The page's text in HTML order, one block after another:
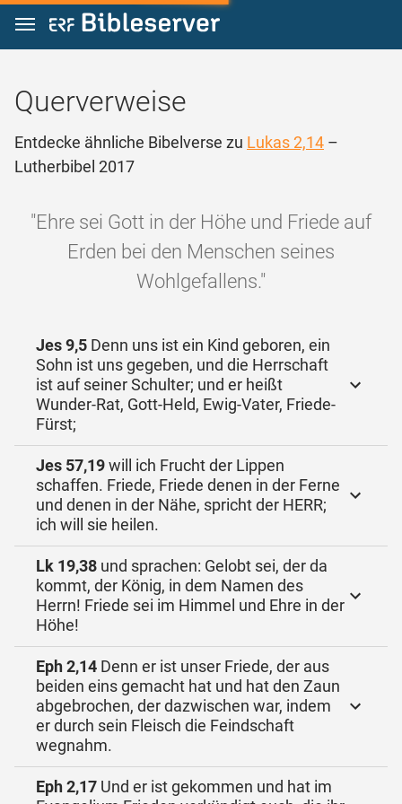
Zum Inhalt springen
Querverweise
Entdecke ähnliche Bibelverse zu Lukas 2,14 –
Lutherbibel 2017
"Ehre sei Gott in der Höhe und Friede auf
Erden bei den Menschen seines
Wohlgefallens."
Jes 9,5 Denn uns ist ein Kind geboren, ein
Sohn ist uns gegeben, und die Herrschaft
ist auf seiner Schulter; und er heißt
Wunder-Rat, Gott-Held, Ewig-Vater, Friede-
Fürst;
Jes 57,19will ich Frucht der Lippen
schaffen. Friede, Friede denen in der Ferne
und denen in der Nähe, spricht der HERR;
ich will sie heilen.
Lk 19,38 und sprachen: Gelobt sei, der da
kommt, der König, in dem Namen des
Herrn! Friede sei im Himmel und Ehre in der
Höhe!
Eph 2,14 Denn er ist unser Friede, der aus
beiden eins gemacht hat und hat den Zaun
abgebrochen, der dazwischen war, indem
er durch sein Fleisch die Feindschaft
wegnahm.
Eph 2,17 Und er ist gekommen und hat im